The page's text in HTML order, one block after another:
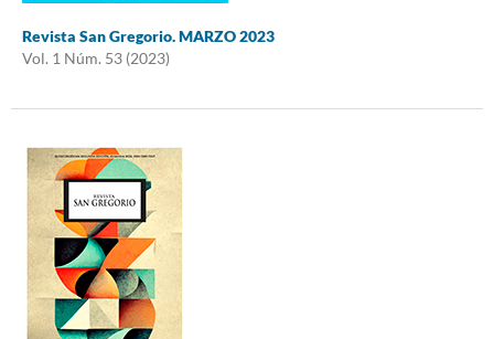
Revista San Gregorio. MARZO 2023
Vol. 1 Núm. 53 (2023)